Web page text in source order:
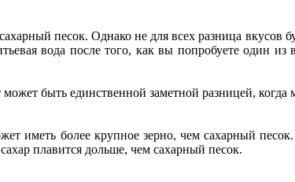
песок. Однако не для всех разница вкусов
вода после того, как вы попробуете один
быть единственной заметной разницей, когда
иметь более крупное зерно, чем сахарный
плавится дольше, чем сахарный песок.